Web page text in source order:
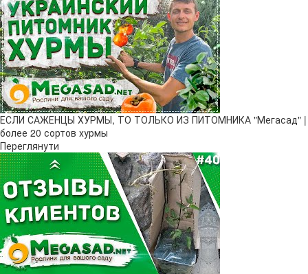
ЕСЛИ САЖЕНЦЫ ХУРМЫ, ТО ТОЛЬКО ИЗ ПИТОМНИКА "Мегасад" |
более 20 сортов хурмы
Переглянути